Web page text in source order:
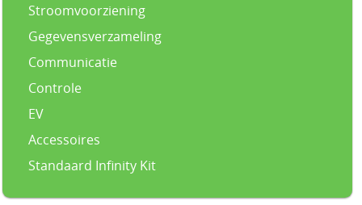
Stroomvoorziening
Gegevensverzameling
Communicatie
Controle
EV
Accessoires
Standaard Infinity Kit